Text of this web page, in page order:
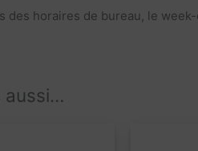
des horaires de bureau, le
aussi…